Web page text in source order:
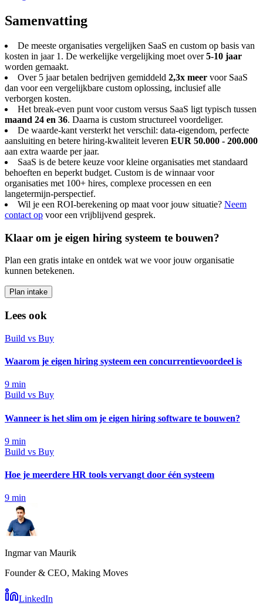
Samenvatting
De meeste organisaties vergelijken SaaS en custom op basis van
kosten in jaar 1. De werkelijke vergelijking moet over5-10 jaar
worden gemaakt.
Over 5 jaar betalen bedrijven gemiddeld 2,3x meer voor SaaS
dan voor een vergelijkbare custom oplossing, inclusief alle
verborgen kosten.
Het break-even punt voor custom versus SaaS ligt typisch tussen
maand 24 en 36. Daarna is custom structureel voordeliger.
De waarde-kant versterkt het verschil: data-eigendom, perfecte
aansluiting en betere hiring-kwaliteit leveren EUR 50.000 - 200.000
aan extra waarde per jaar.
SaaS is de betere keuze voor kleine organisaties met standaard
behoeften en beperkt budget. Custom is de winnaar voor
organisaties met 100+ hires, complexe processen en een
langetermijn-perspectief.
Wil je een ROI-berekening op maat voor jouw situatie? Neem
contact op voor een vrijblijvend gesprek.
Klaar om je eigen hiring systeem te bouwen?
Plan een gratis intake en ontdek wat we voor jouw organisatie
kunnen betekenen.
Plan intake
Lees ook
Build vs Buy
Waarom je eigen hiring systeem een concurrentievoordeel is
9 min
Build vs Buy
Wanneer is het slim om je eigen hiring software te bouwen?
9 min
Build vs Buy
Hoe je meerdere HR tools vervangt door één systeem
9 min
Ingmar van Maurik
Founder & CEO, Making Moves
LinkedIn